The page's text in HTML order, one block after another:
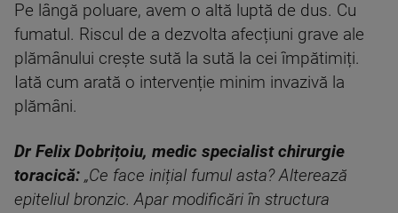
Pe lângă poluare, avem o altă luptă de dus. Cu
fumatul. Riscul de a dezvolta afecțiuni grave ale
plămânului crește sută la sută la cei împătimiți.
Iată cum arată o intervenție minim invazivă la
plămâni.
Dr Felix Dobrițoiu, medic specialist chirurgie
toracică: „Ce face inițial fumul asta? Alterează
epiteliul bronzic. Apar modificări în structura